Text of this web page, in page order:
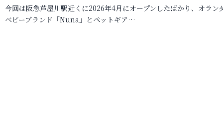
今回は阪急芦屋川駅近くに2026年4月にオープンしたばかり、オラン
ベビーブランド「Nuna」とペットギア…